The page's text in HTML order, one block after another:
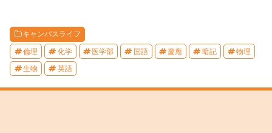
キャンパスライフ
倫理 化学 医学部 国語 慶應 暗記 物理
生物 英語